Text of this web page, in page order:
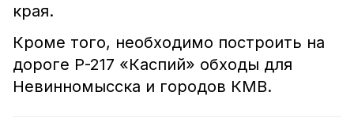
края.
Кроме того, необходимо построить на
дороге Р-217 «Каспий» обходы для
Невинномысска и городов КМВ.